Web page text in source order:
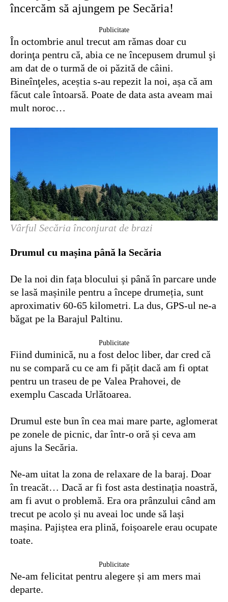
încercăm să ajungem pe Secăria!
Publicitate
În octombrie anul trecut am rămas doar cu
dorinţa pentru că, abia ce ne începusem drumul şi
am dat de o turmă de oi păzită de câini.
Bineînţeles, aceștia s-au repezit la noi, așa că am
făcut cale întoarsă. Poate de data asta aveam mai
mult noroc…
Vârful Secăria înconjurat de brazi
Drumul cu mașina până la Secăria
De la noi din fața blocului și până în parcare unde
se lasă mașinile pentru a începe drumeția, sunt
aproximativ 60-65 kilometri. La dus, GPS-ul ne-a
băgat pe la Barajul Paltinu.
Publicitate
Fiind duminică, nu a fost deloc liber, dar cred că
nu se compară cu ce am fi pățit dacă am fi optat
pentru un traseu de pe Valea Prahovei, de
exemplu Cascada Urlătoarea.
Drumul este bun în cea mai mare parte, aglomerat
pe zonele de picnic, dar într-o oră și ceva am
ajuns la Secăria.
Ne-am uitat la zona de relaxare de la baraj. Doar
în treacăt… Dacă ar fi fost asta destinația noastră,
am fi avut o problemă. Era ora prânzului când am
trecut pe acolo și nu aveai loc unde să lași
mașina. Pajiștea era plină, foișoarele erau ocupate
toate.
Publicitate
Ne-am felicitat pentru alegere și am mers mai
departe.